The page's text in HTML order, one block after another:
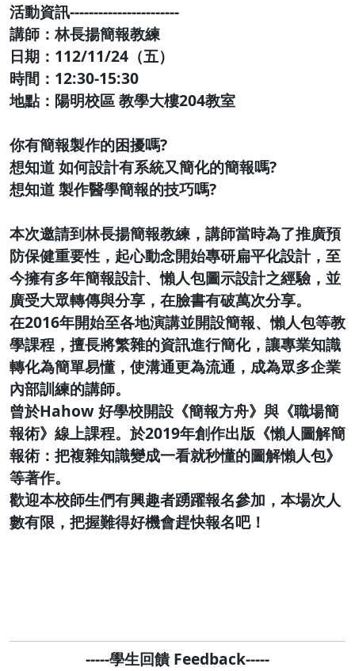
活動資訊-----------------------
講師：林長揚簡報教練
日期：112/11/24（五）
時間：12:30-15:30
地點：陽明校區 教學大樓204教室
你有簡報製作的困擾嗎?
想知道 如何設計有系統又簡化的簡報嗎?
想知道 製作醫學簡報的技巧嗎?
本次邀請到林長揚簡報教練，講師當時為了推廣預
防保健重要性，起心動念開始專研扁平化設計，至
今擁有多年簡報設計、懶人包圖示設計之經驗，並
廣受大眾轉傳與分享，在臉書有破萬次分享。
在2016年開始至各地演講並開設簡報、懶人包等教
學課程，擅長將繁雜的資訊進行簡化，讓專業知識
轉化為簡單易懂，使溝通更為流通，成為眾多企業
內部訓練的講師。
曾於Hahow 好學校開設《簡報方舟》與《職場簡
報術》線上課程。於2019年創作出版《懶人圖解簡
報術：把複雜知識變成一看就秒懂的圖解懶人包》
等著作。
歡迎本校師生們有興趣者踴躍報名參加，本場次人
數有限，把握難得好機會趕快報名吧！
-----學生回饋 Feedback-----